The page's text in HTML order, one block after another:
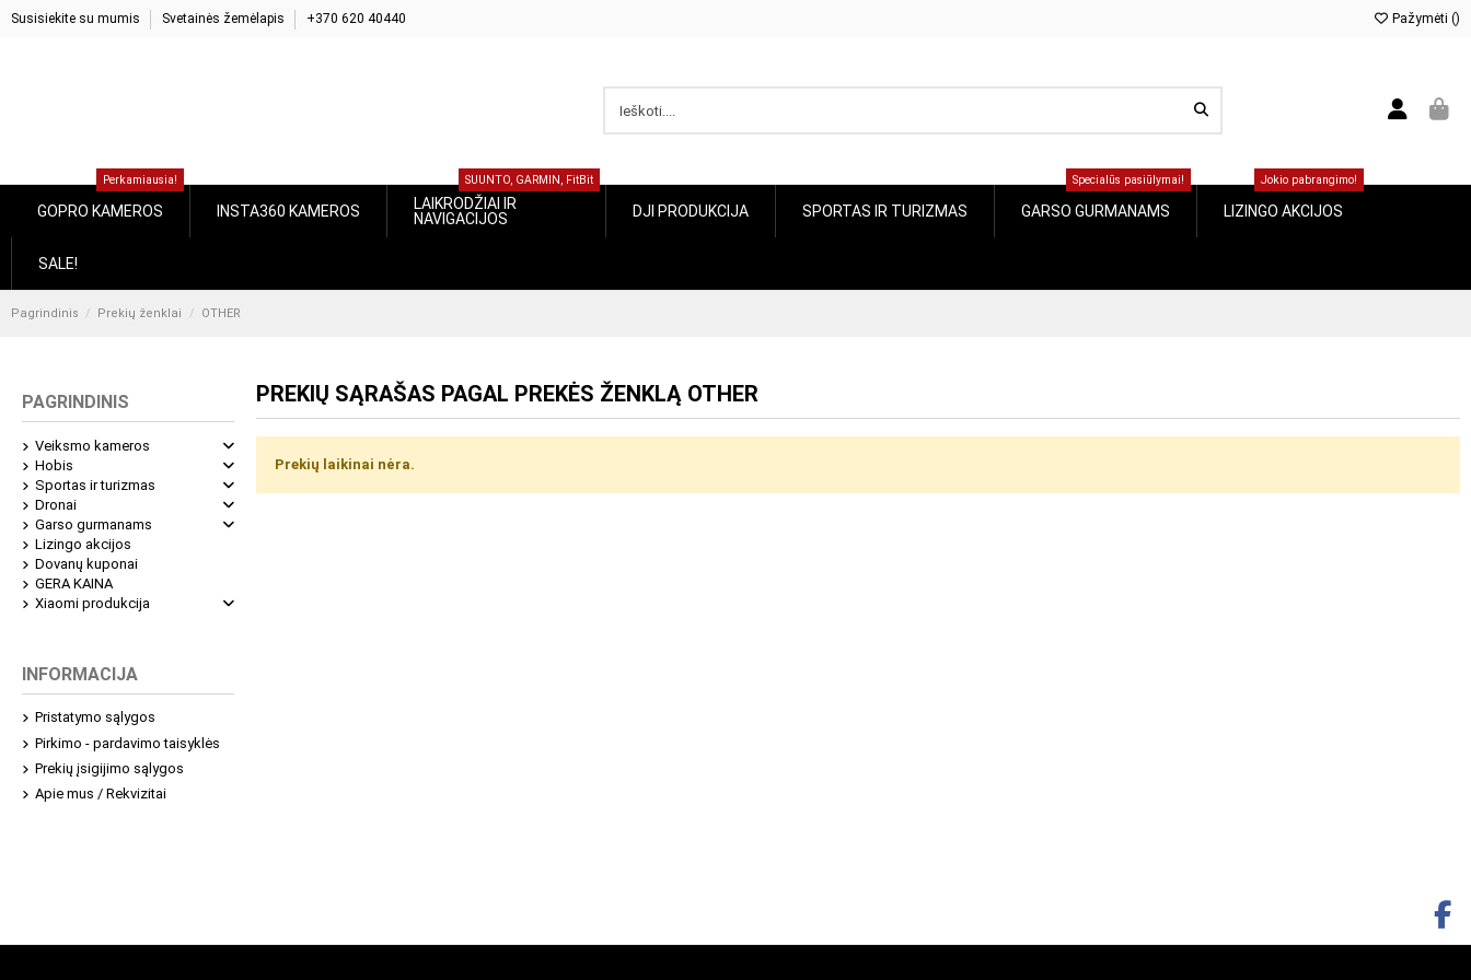
Susisiekite su mumis Svetainės žemėlapis +370 620 40440 Pažymėti ( 0)
GOPRO KAMEROS
Perkamiausia!
INSTA360 KAMEROS
LAIKRODŽIAI IR
NAVIGACIJOS
SUUNTO, GARMIN, FitBit
DJI PRODUKCIJA
SPORTAS IR
TURIZMAS
GARSO GURMANAMS
Specialūs pasiūlymai!
LIZINGO AKCIJOS
Jokio pabrangimo!
SALE!
Pagrindinis Prekių ženklai OTHER
PREKIŲ SĄRAŠAS PAGAL PREKĖS ŽENKLĄ OTHER
Prekių laikinai nėra.
PAGRINDINIS
Veiksmo kameros
Hobis
Sportas ir turizmas
Dronai
Garso gurmanams
Lizingo akcijos
Dovanų kuponai
GERA KAINA
Xiaomi produkcija
INFORMACIJA
Pristatymo sąlygos
Pirkimo - pardavimo taisyklės
Prekių įsigijimo sąlygos
Apie mus / Rekvizitai